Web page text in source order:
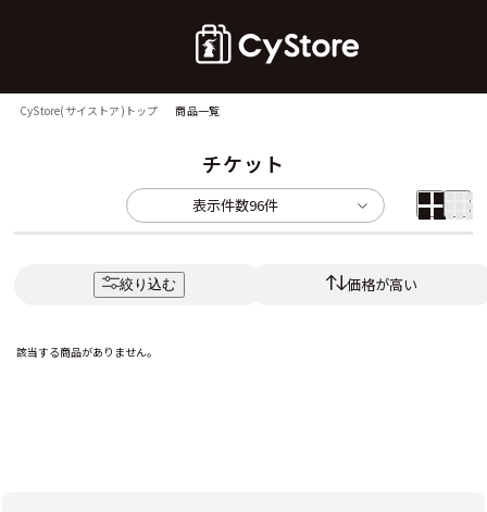
CyStore(サイストア)トップ 商品一覧
チケット
表示件数96件
絞り込む 価格が高い
該当する商品がありません。